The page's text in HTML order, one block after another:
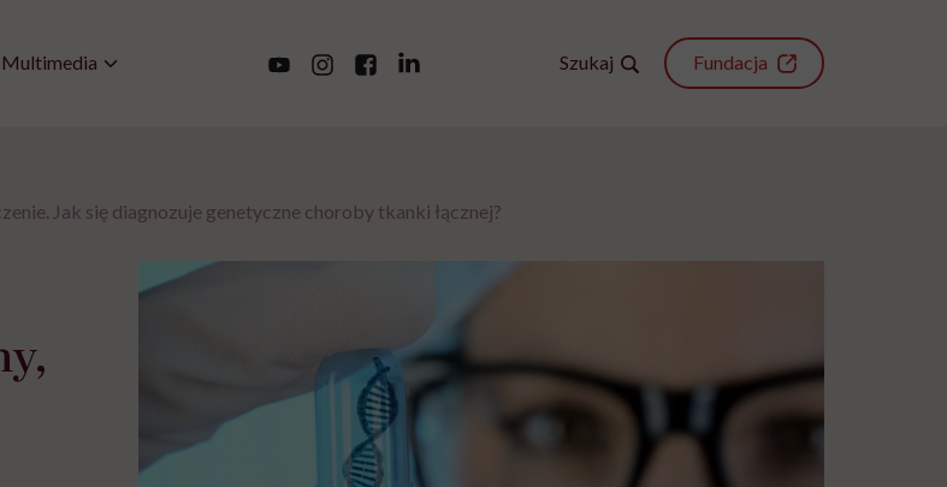
Multimedia Szukaj Fundacja
Jak się diagnozuje genetyczne choroby tkanki łącznej?